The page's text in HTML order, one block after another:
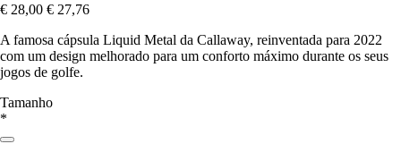
€ 28,00 € 27,76
A famosa cápsula Liquid Metal da Callaway, reinventada para 2022
com um design melhorado para um conforto máximo durante os seus
jogos de golfe.
Tamanho
*